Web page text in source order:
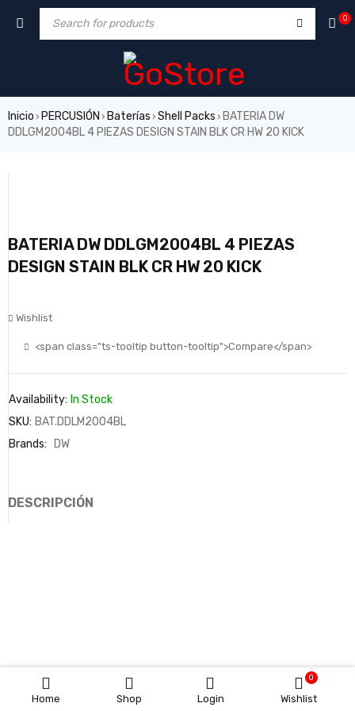
Home Shop Login Wishlist
0
0
Inicio › PERCUSIÓN › Baterías › Shell Packs › BATERIA DW
DDLGM2004BL 4 PIEZAS DESIGN STAIN BLK CR HW 20 KICK
BATERIA DW DDLGM2004BL 4 PIEZAS
DESIGN STAIN BLK CR HW 20 KICK
Wishlist
<span class="ts-tooltip button-tooltip">Compare</span>
Availability: In Stock
SKU: BAT.DDLM2004BL
Brands:
DW
DESCRIPCIÓN